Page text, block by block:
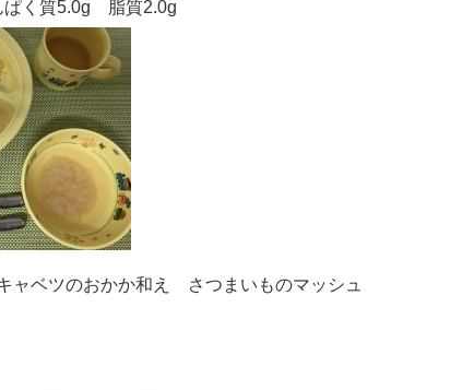
く質5.0g 脂質2.0g
ベツのおかか和え さつまいものマッシュ